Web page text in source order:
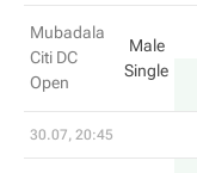
Mubadala
Citi DC
Open
Male
Single
30.07, 20:45